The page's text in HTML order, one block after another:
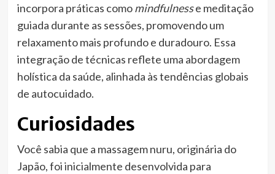
incorpora práticas comomindfulnesse meditação
guiada durante as sessões, promovendo um
relaxamento mais profundo e duradouro. Essa
integração de técnicas reflete uma abordagem
holística da saúde, alinhada às tendências globais
de autocuidado.
Curiosidades
Você sabia que a massagem nuru, originária do
Japão, foi inicialmente desenvolvida para